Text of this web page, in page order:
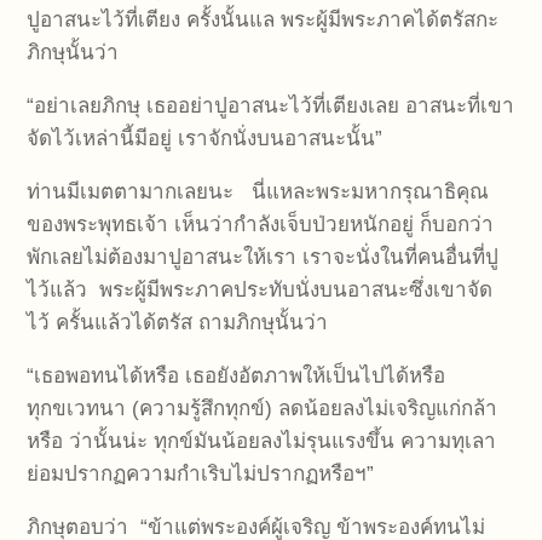
ปูอาสนะไว้ที่เตียง ครั้งนั้นแล พระผู้มีพระภาคได้ตรัสกะ
ภิกษุนั้นว่า
“อย่าเลยภิกษุ เธออย่าปูอาสนะไว้ที่เตียงเลย อาสนะที่เขา
จัดไว้เหล่านี้มีอยู่ เราจักนั่งบนอาสนะนั้น”
ท่านมีเมตตามากเลยนะ นี่แหละพระมหากรุณาธิคุณ
ของพระพุทธเจ้า เห็นว่ากำลังเจ็บป่วยหนักอยู่ ก็บอกว่า
พักเลยไม่ต้องมาปูอาสนะให้เรา เราจะนั่งในที่คนอื่นที่ปู
ไว้แล้ว พระผู้มีพระภาคประทับนั่งบนอาสนะซึ่งเขาจัด
ไว้ ครั้นแล้วได้ตรัส ถามภิกษุนั้นว่า
“เธอพอทนได้หรือ เธอยังอัตภาพให้เป็นไปได้หรือ
ทุกขเวทนา (ความรู้สึกทุกข์) ลดน้อยลงไม่เจริญแก่กล้า
หรือ ว่านั้นน่ะ ทุกข์มันน้อยลงไม่รุนแรงขึ้น ความทุเลา
ย่อมปรากฏความกำเริบไม่ปรากฏหรือฯ”
ภิกษุตอบว่า “ข้าแต่พระองค์ผู้เจริญ ข้าพระองค์ทนไม่